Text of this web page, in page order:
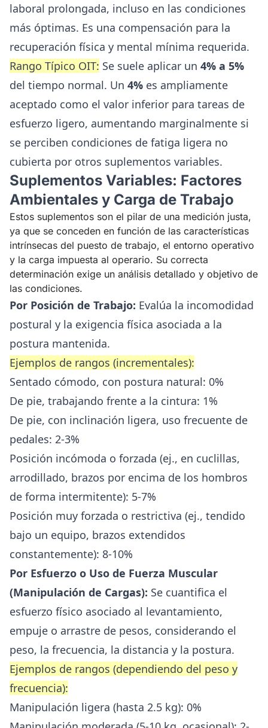
laboral prolongada, incluso en las condiciones
más óptimas. Es una compensación para la
recuperación física y mental mínima requerida.
Rango Típico OIT: Se suele aplicar un 4% a 5%
del tiempo normal. Un 4% es ampliamente
aceptado como el valor inferior para tareas de
esfuerzo ligero, aumentando marginalmente si
se perciben condiciones de fatiga ligera no
cubierta por otros suplementos variables.
Suplementos Variables: Factores
Ambientales y Carga de Trabajo
Estos suplementos son el pilar de una medición justa,
ya que se conceden en función de las características
intrínsecas del puesto de trabajo, el entorno operativo
y la carga impuesta al operario. Su correcta
determinación exige un análisis detallado y objetivo de
las condiciones.
Por Posición de Trabajo: Evalúa la incomodidad
postural y la exigencia física asociada a la
postura mantenida.
Ejemplos de rangos (incrementales):
Sentado cómodo, con postura natural: 0%
De pie, trabajando frente a la cintura: 1%
De pie, con inclinación ligera, uso frecuente de
pedales: 2-3%
Posición incómoda o forzada (ej., en cuclillas,
arrodillado, brazos por encima de los hombros
de forma intermitente): 5-7%
Posición muy forzada o restrictiva (ej., tendido
bajo un equipo, brazos extendidos
constantemente): 8-10%
Por Esfuerzo o Uso de Fuerza Muscular
(Manipulación de Cargas): Se cuantifica el
esfuerzo físico asociado al levantamiento,
empuje o arrastre de pesos, considerando el
peso, la frecuencia, la distancia y la postura.
Ejemplos de rangos (dependiendo del peso y
frecuencia):
Manipulación ligera (hasta 2.5 kg): 0%